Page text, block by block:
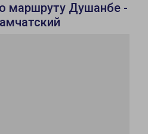
маршруту Душанбе -